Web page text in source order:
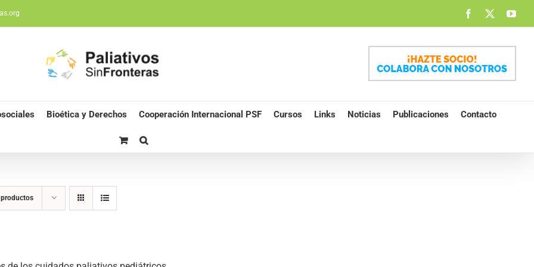
Facebook
Bioética y Derechos Cooperación Internacional PSF Cursos Links Noticias Publicaciones Contacto